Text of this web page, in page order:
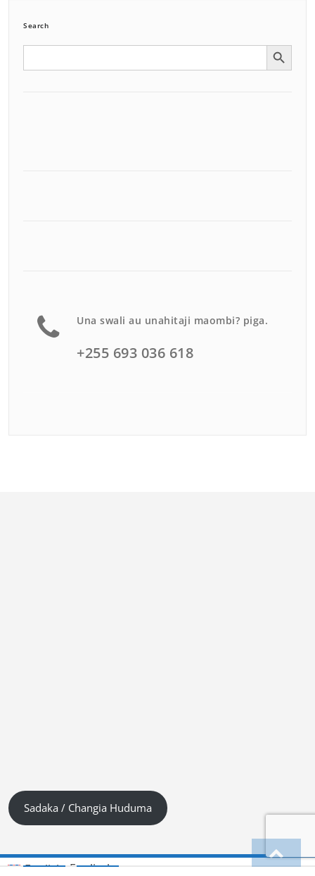
Search
Search Search Button
Una swali au unahitaji maombi? piga.
+255 693 036 618
Sadaka / Changia Huduma
English( Englisch)